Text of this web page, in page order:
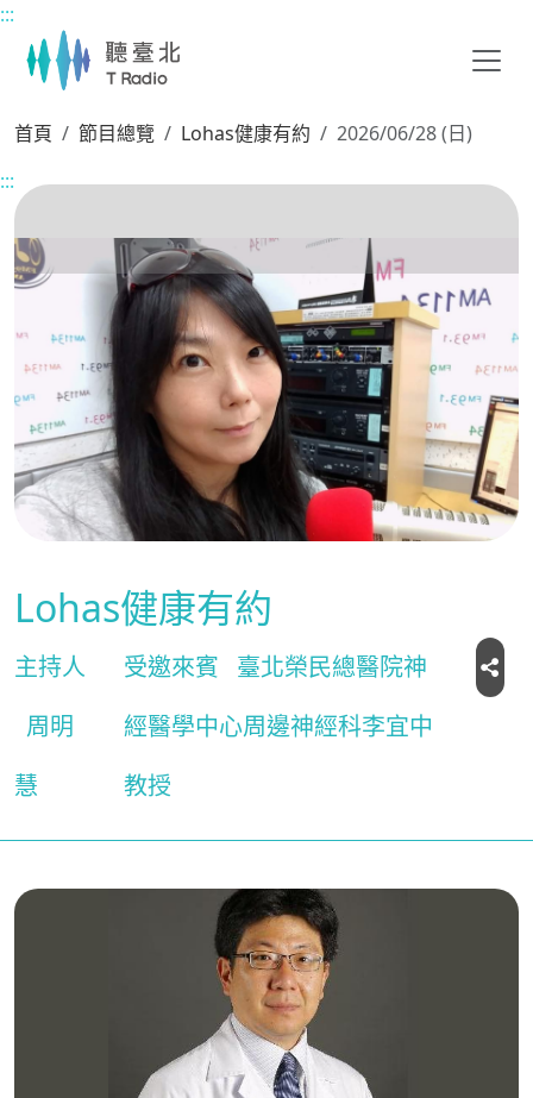
主要內容區塊
:::
首頁 節目總覽 Lohas健康有約
2026/06/28 (日)
:::
Lohas健康有約
主持人
周明
慧
受邀來賓
臺北榮民總醫院神
經醫學中心周邊神經科李宜中
教授